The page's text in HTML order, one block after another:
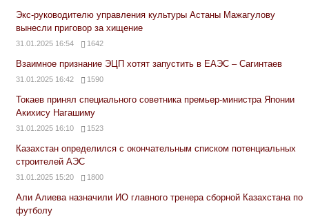
Экс-руководителю управления культуры Астаны Мажагулову
вынесли приговор за хищение
31.01.2025 16:54 1642
Взаимное признание ЭЦП хотят запустить в ЕАЭС – Сагинтаев
31.01.2025 16:42 1590
Токаев принял специального советника премьер-министра Японии
Акихису Нагашиму
31.01.2025 16:10 1523
Казахстан определился с окончательным списком потенциальных
строителей АЭС
31.01.2025 15:20 1800
Али Алиева назначили ИО главного тренера сборной Казахстана по
футболу